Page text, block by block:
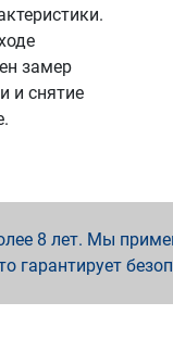
замер
и снятие
8 лет. Мы
гарантирует